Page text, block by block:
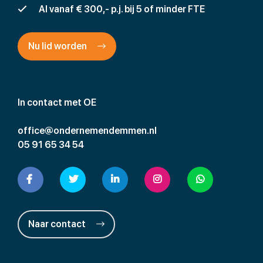
In contact met OE
office@ondernemendemmen.nl
05 91 65 34 54
Naar contact
Al vanaf € 300,- p.j. bij 5 of minder FTE
Nu lid worden